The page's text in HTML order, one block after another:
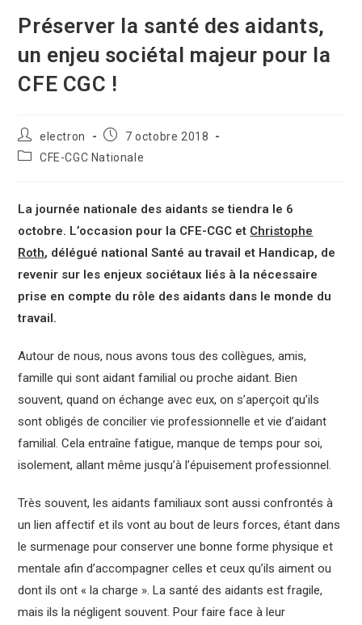
Préserver la santé des aidants,
un enjeu sociétal majeur pour la
CFE CGC !
electron
7 octobre 2018
CFE-CGC Nationale
La journée nationale des aidants se tiendra le 6
octobre. L’occasion pour la CFE-CGC et Christophe
Roth, délégué national Santé au travail et Handicap, de
revenir sur les enjeux sociétaux liés à la nécessaire
prise en compte du rôle des aidants dans le monde du
travail.
Autour de nous, nous avons tous des collègues, amis,
famille qui sont aidant familial ou proche aidant. Bien
souvent, quand on échange avec eux, on s’aperçoit qu’ils
sont obligés de concilier vie professionnelle et vie d’aidant
familial. Cela entraîne fatigue, manque de temps pour soi,
isolement, allant même jusqu’à l’épuisement professionnel.
Très souvent, les aidants familiaux sont aussi confrontés à
un lien affectif et ils vont au bout de leurs forces, étant dans
le surmenage pour conserver une bonne forme physique et
mentale afin d’accompagner celles et ceux qu’ils aiment ou
dont ils ont « la charge ». La santé des aidants est fragile,
mais ils la négligent souvent. Pour faire face à leur